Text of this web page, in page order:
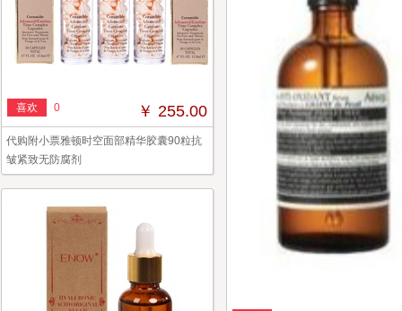
喜欢 0 ￥ 255.00
代购附小票雅顿时空面部精华胶囊90粒抗
皱紧致无防腐剂